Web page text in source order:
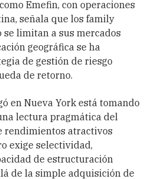
Emefin, con operaciones
señala que los family
se limitan a sus mercados
geográfica se ha
de gestión de riesgo
de retorno.
en Nueva York está tomando
lectura pragmática del
rendimientos atractivos
exige selectividad,
de estructuración
de la simple adquisición de